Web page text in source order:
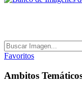
Favoritos
Ambitos